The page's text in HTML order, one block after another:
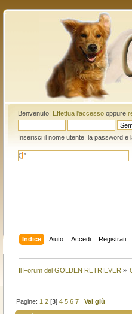
Benvenuto! Effettua l'accessooppure
Inserisci il nome utente, la password e
Indice Aiuto Accedi Registrati
Il Forum del GOLDEN RETRIEVER »
Pagine: 1 2 [3]4 5 6 7 Vai giù